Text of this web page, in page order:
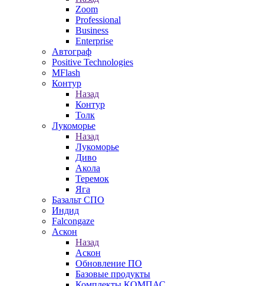
Zoom
Professional
Business
Enterprise
Автограф
Positive Technologies
MFlash
Контур
Назад
Контур
Толк
Лукоморье
Назад
Лукоморье
Диво
Акола
Теремок
Яга
Базальт СПО
Индид
Falcongaze
Аскон
Назад
Аскон
Обновление ПО
Базовые продукты